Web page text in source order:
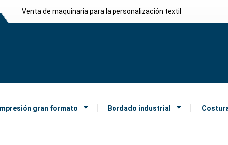
Venta de maquinaria para la personalización textil
Impresión gran formato Bordado industrial